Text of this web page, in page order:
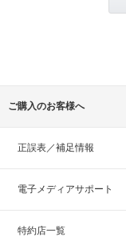
ご購入のお客様へ
正誤表／補足情報
電子メディアサポート
特約店一覧